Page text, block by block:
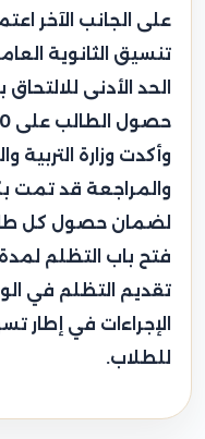
على الجانب الآخر
الحد الأدنى
وأكدت وزارة التربية
والمراجعة قد تمت
لضمان حصول كل
فتح باب التظلم
تقديم التظلم في
الإجراءات في إطار
للطلاب.